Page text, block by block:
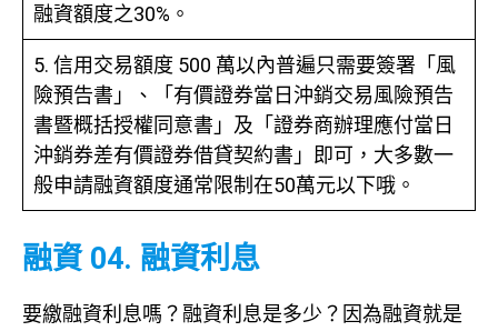
融資額度之30%。
5. 信用交易額度 500 萬以內普遍只需要簽署「風
險預告書」、「有價證券當日沖銷交易風險預告
書暨概括授權同意書」及「證券商辦理應付當日
沖銷券差有價證券借貸契約書」即可，大多數一
般申請融資額度通常限制在50萬元以下哦。
融資 04. 融資利息
要繳融資利息嗎？融資利息是多少？因為融資就是